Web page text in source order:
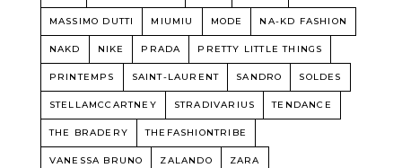
MASSIMO DUTTI MIUMIU MODE NA-KD FASHION
NAKD NIKE PRADA PRETTY LITTLE THINGS
PRINTEMPS SAINT-LAURENT SANDRO SOLDES
STELLAMCCARTNEY STRADIVARIUS TENDANCE
THE BRADERY THEFASHIONTRIBE
VANESSA BRUNO ZALANDO ZARA